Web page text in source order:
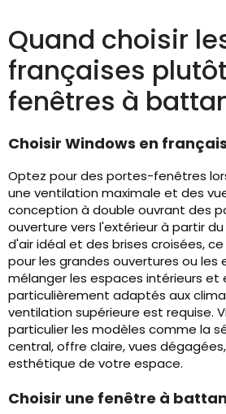
Quand choisir
françaises
fenêtres à
Choisir Windows en français
Optez pour des portes-fenêtres
une ventilation maximale et des
conception à double ouvrant des
ouverture vers l'extérieur à partir
d'air idéal et des brises croisées,
pour les grandes ouvertures ou les
mélanger les espaces intérieurs et
particulièrement adaptés aux
ventilation supérieure est requise.
particulier les modèles comme la
central, offre claire, vues
esthétique de votre espace.
Choisir une fenêtre à